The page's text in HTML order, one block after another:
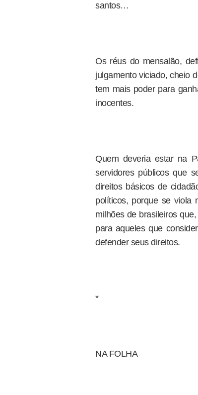
santos…
Os réus do mensalão,
julgamento viciado, cheio
tem mais poder para
inocentes.
Quem deveria estar na
servidores públicos que
direitos básicos de
políticos, porque se viola
milhões de brasileiros
para aqueles que
defender seus direitos.
*
NA FOLHA